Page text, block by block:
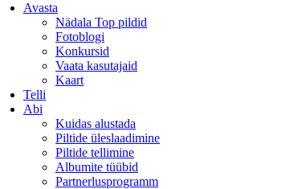
Avasta
Nädala Top pildid
Fotoblogi
Konkursid
Vaata kasutajaid
Kaart
Telli
Abi
Kuidas alustada
Piltide üleslaadimine
Piltide tellimine
Albumite tüübid
Partnerlusprogramm